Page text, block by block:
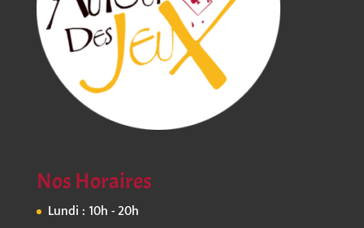
Nos Horaires
Lundi : 10h - 20h